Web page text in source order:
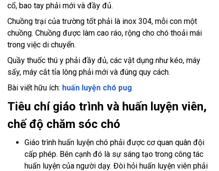
cổ, bao tay phải mới và đầy đủ.
Chuồng trại của trường tốt phải là inox 304, mỗi con một
chuồng. Chuồng được làm cao ráo, rộng cho chó thoải mái
trong việc di chuyển.
Quầy thuốc thú y phải đầy đủ, các vật dụng như kéo, máy
sấy, máy cắt tỉa lông phải mới và đúng quy cách.
Bài viết hữu ích: huấn luyện chó pug
Tiêu chí giáo trình và huấn luyện viên,
chế độ chăm sóc chó
Giáo trình huấn luyện chó phải được cơ quan quân đội
cấp phép. Bên cạnh đó là sự sáng tạo trong công tác
huấn luyện của người dạy. Đòi hỏi huấn luyện viên phải